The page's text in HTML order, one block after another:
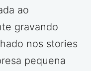
ao
gravando
nos stories
pequena